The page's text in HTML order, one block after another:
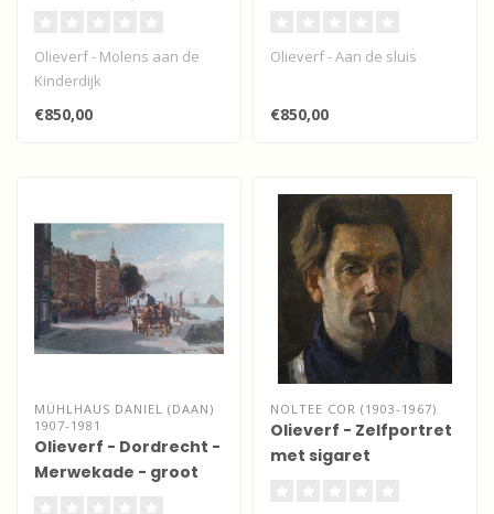
Olieverf - Molens aan de
Kinderdijk
€850,00
Olieverf - Aan de sluis
€850,00
MÜHLHAUS DANIEL (DAAN)
1907-1981
Olieverf - Dordrecht -
Merwekade - groot
NOLTEE COR (1903-1967)
Olieverf - Zelfportret
met sigaret